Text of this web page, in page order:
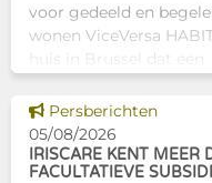
voor gedeeld en
wonen ViceVersa
huis in Brussel dat een
alternatief biedt voor de
traditionele
huisvestingsstructuren
Dit nieuws tonen
Persberichten
05/08/2026
IRISCARE KENT MEER
FACULTATIEVE